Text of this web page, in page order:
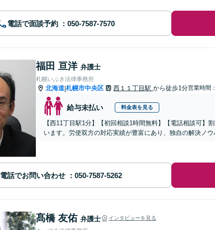
電話で面談予約
福田 亘洋 弁護士
札幌いぶき法律事務所
北海道|札幌市中央区 西１１丁目駅 から徒歩1分営業時間
給与未払い 料金表を見る
【西11丁目駅1分】【初回相談1時間無料】【電話相談可
います。労使双方の対応実績が豊富にあり、独自の解決ノ
電話でお問い合わせ
髙橋 友佑 弁護士 インタビューを見る